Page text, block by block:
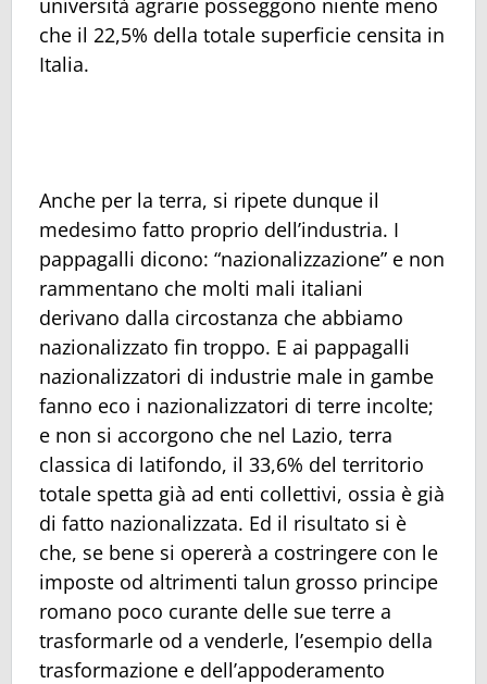
università agrarie posseggono niente meno
che il 22,5% della totale superficie censita in
Italia.
Anche per la terra, si ripete dunque il
medesimo fatto proprio dell’industria. I
pappagalli dicono: “nazionalizzazione” e non
rammentano che molti mali italiani
derivano dalla circostanza che abbiamo
nazionalizzato fin troppo. E ai pappagalli
nazionalizzatori di industrie male in gambe
fanno eco i nazionalizzatori di terre incolte;
e non si accorgono che nel Lazio, terra
classica di latifondo, il 33,6% del territorio
totale spetta già ad enti collettivi, ossia è già
di fatto nazionalizzata. Ed il risultato si è
che, se bene si opererà a costringere con le
imposte od altrimenti talun grosso principe
romano poco curante delle sue terre a
trasformarle od a venderle, l’esempio della
trasformazione e dell’appoderamento